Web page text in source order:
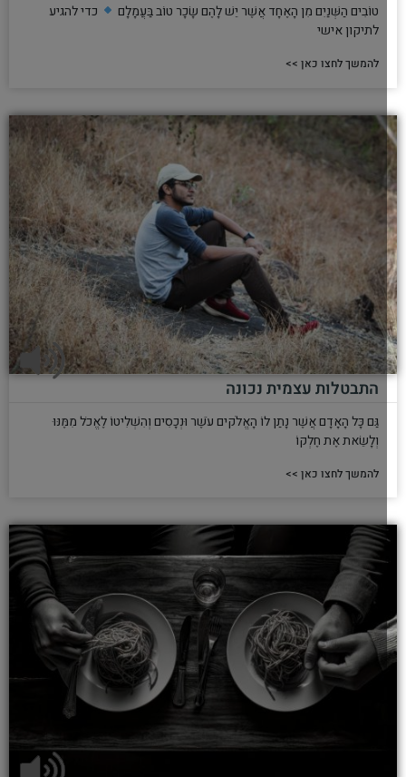
טוֹבִים הַשְּׁנַיִם מִן הָאֶחָד אֲשֶׁר יֵשׁ לָהֶם שָׂכָר טוֹב בַּעֲמָלָם
כדי להגיע
לתיקון אישי
להמשך לחצו כאן >>
התבטלות עצמית נכונה
גַּם כָּל הָאָדָם אֲשֶׁר נָתַן לוֹ הָאֱלֹקים עֹשֶׁר וּנְכָסִים וְהִשְׁלִיטוֹ לֶאֱכֹל מִמֶּנּוּ
וְלָשֵׂאת אֶת חֶלְקוֹ
להמשך לחצו כאן >>